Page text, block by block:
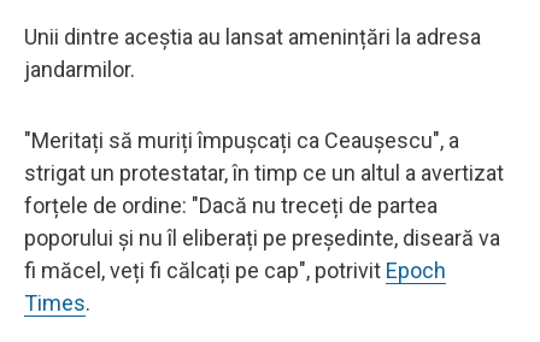
Unii dintre aceștia au lansat amenințări la adresa
jandarmilor.
"Meritați să muriți împușcați ca Ceaușescu", a
strigat un protestatar, în timp ce un altul a avertizat
forțele de ordine: "Dacă nu treceți de partea
poporului și nu îl eliberați pe președinte, diseară va
fi măcel, veți fi călcați pe cap", potrivit Epoch
Times.